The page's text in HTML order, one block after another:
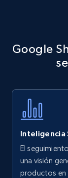
specific
Title, Seller
Amazon
upc
Google
Inteligencia
El
una visión
productos en